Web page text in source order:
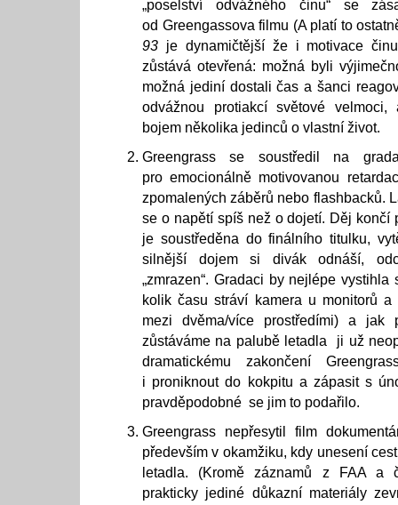
„poselství odvážného činu“ se
od Greengassova filmu (A platí to
93 je dynamičtější že i motivace
zůstává otevřená: možná byli
možná jediní dostali čas a šanci
odvážnou protiakcí světové velmoci,
bojem několika jedinců o vlastní život.
Greengrass se soustředil na
pro emocionálně motivovanou
zpomalených záběrů nebo flashbacků.
se o napětí spíš než o dojetí. Děj končí
je soustředěna do finálního titulku,
silnější dojem si divák odnáší,
„zmrazen“. Gradaci by nejlépe
kolik času stráví kamera u monitorů a
mezi dvěma/více prostředími) a jak
zůstáváme na palubě letadla ji už
dramatickému zakončení
i proniknout do kokpitu a zápasit s
pravděpodobné se jim to podařilo.
Greengrass nepřesytil film
především v okamžiku, kdy unesení
letadla. (Kromě záznamů z FAA a
prakticky jediné důkazní materiály